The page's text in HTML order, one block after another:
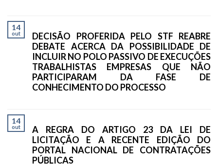
14
out
DECISÃO PROFERIDA PELO STF REABRE
DEBATE ACERCA DA POSSIBILIDADE DE
INCLUIR NO POLO PASSIVO DE EXECUÇÕES
TRABALHISTAS EMPRESAS QUE NÃO
PARTICIPARAM DA FASE DE
CONHECIMENTO DO PROCESSO
14
out
A REGRA DO ARTIGO 23 DA LEI DE
LICITAÇÃO E A RECENTE EDIÇÃO DO
PORTAL NACIONAL DE CONTRATAÇÕES
PÚBLICAS